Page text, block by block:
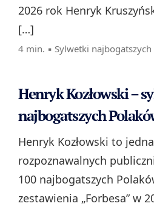
2026 rok Henryk
[…]
4 min. ▪ Sylwetki
Henryk Kozłowski –
najbogatszych
Henryk Kozłowski to
rozpoznawalnych
100 najbogatszych
zestawienia „Forbesa” w